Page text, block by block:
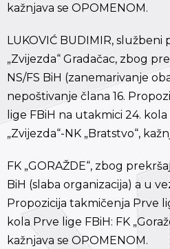
kažnjava se OPOMENOM.
LUKOVIĆ BUDIMIR, službeni
„Zvijezda“ Gradačac, zbog
NS/FS BiH (zanemarivanje
nepoštivanje člana 16.
lige FBiH na utakmici 24.
„Zvijezda“-NK „Bratstvo“,
FK „GORAŽDE“, zbog
BiH (slaba organizacija) a u
Propozicija takmičenja Prve
kola Prve lige FBiH: FK
kažnjava se OPOMENOM.